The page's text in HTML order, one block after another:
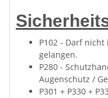
P102 - Darf
gelangen.
P280 -
Augenschutz /
P301 + P330 +